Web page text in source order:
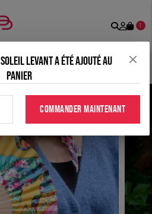
Mon
1
Accessoires> Éventail Pajaro
levant a été ajouté au
panier
COMMANDER MAINTENANT